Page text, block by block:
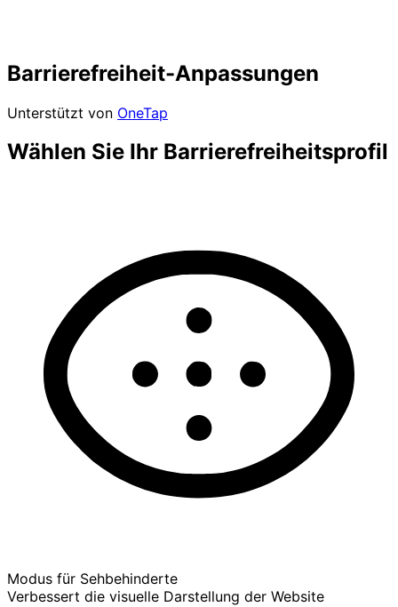
Barrierefreiheit-Anpassungen
Unterstützt von OneTap
Wählen Sie Ihr Barrierefreiheitsprofil
Modus für Sehbehinderte
Verbessert die visuelle Darstellung der Website